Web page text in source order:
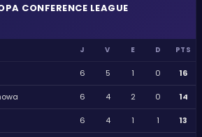
CONFERENCE LEAGUE
J V E D PTS
6 5 1 0 16
6 4 2 0 14
6 4 1 1 13